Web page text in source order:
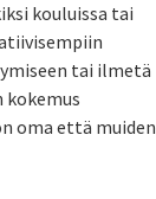
kouluissa tai
tai ilmetä
oma että muiden